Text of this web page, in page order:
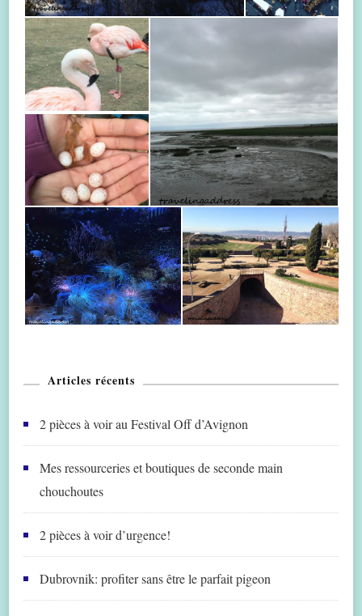
Articles récents
2 pièces à voir au Festival Off d’Avignon
Mes ressourceries et boutiques de seconde main
chouchoutes
2 pièces à voir d’urgence!
Dubrovnik: profiter sans être le parfait pigeon